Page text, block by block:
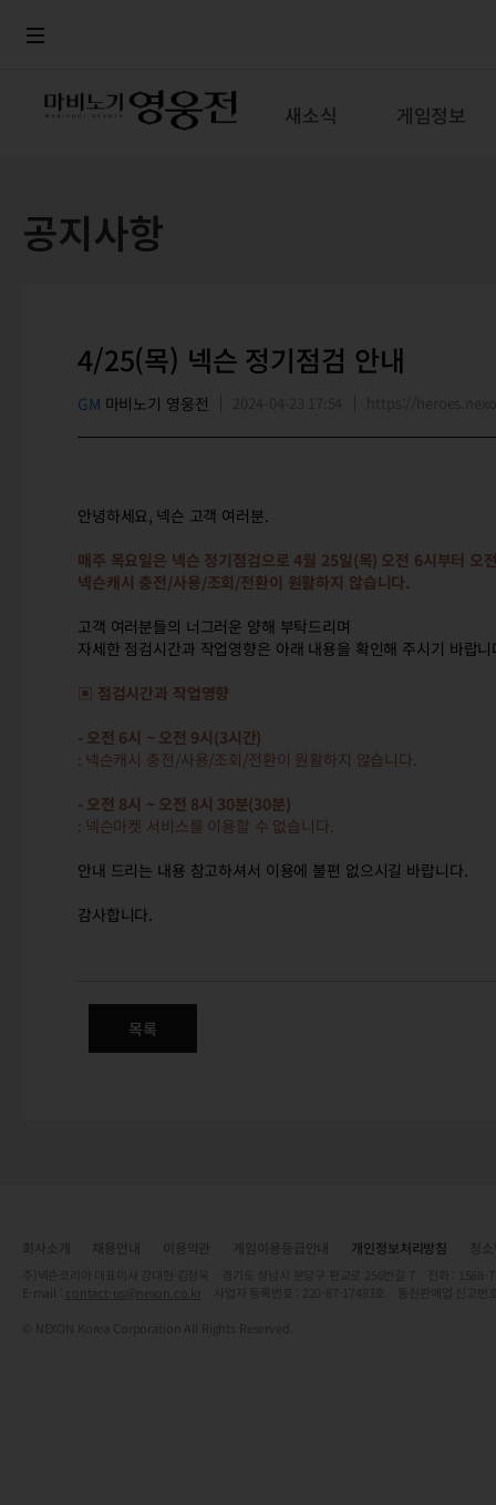
새소식 게임정보
공지사항
4/25(목) 넥슨 정기점검 안내
GM 마비노기 영웅전
안녕하세요, 넥슨 고객 여러분.
매주 목요일은 넥슨 정기점검으로4월 25일(목) 오전 6시부터 오
넥슨캐시 충전/사용/조회/전환이 원활하지 않습니다.
고객 여러분들의 너그러운 양해 부탁드리며
자세한 점검시간과 작업영향은 아래 내용을 확인해 주시기 바랍니
▣ 점검시간과 작업영향
- 오전 6시 ~ 오전 9시(3시간)
: 넥슨캐시 충전/사용/조회/전환이 원활하지 않습니다.
- 오전 8시 ~ 오전 8시 30분(30분)
: 넥슨마켓 서비스를 이용할 수 없습니다.
안내 드리는 내용 참고하셔서 이용에 불편 없으시길 바랍니다.
감사합니다.
목록
개인정보처리방침
contact-us@nexon.co.kr
© NEXON Korea Corporation All Rights Reserved.